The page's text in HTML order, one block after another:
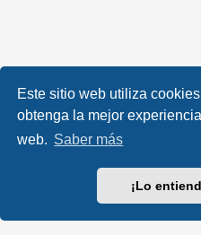
Este sitio web utiliza
obtenga la mejor
web. Saber más
¡Lo